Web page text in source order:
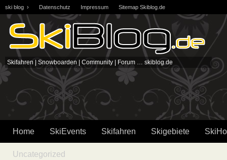
ski blog › Datenschutz Impressum Sitemap Skiblog.de
Skifahren | Snowboarden | Community | Forum … skiblog.de
Home SkiEvents Skifahren Skigebiete
Uncategorized